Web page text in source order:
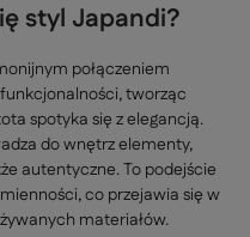
styl Japandi?
połączeniem
tworząc
spotyka się z elegancją.
do wnętrz elementy,
autentyczne. To podejście
co przejawia się w
materiałów.